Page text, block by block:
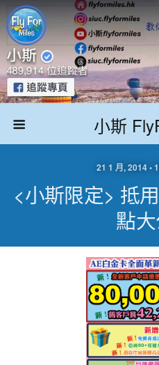
小斯
21 1 月, 2014 •
<小斯限定> 抵
點